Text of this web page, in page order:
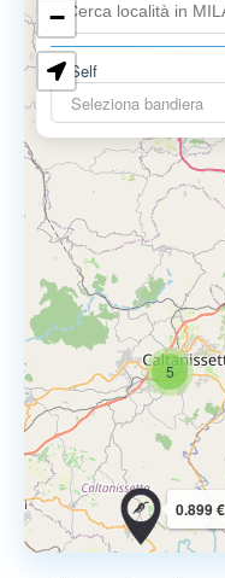
Self
Seleziona bandiera
5
0.899 €
−